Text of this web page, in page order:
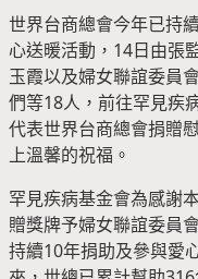
世界台商總會今年已持
心送暖活動，14日由張
玉霞以及婦女聯誼委員
們等18人，前往罕見疾
代表世界台商總會捐贈
上溫馨的祝福。
罕見疾病基金會為感謝
贈獎牌予婦女聯誼委員
持續10年捐助及參與愛